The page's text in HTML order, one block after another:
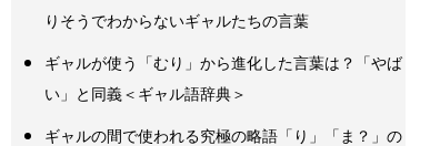
りそうでわからないギャルたちの言葉
ギャルが使う「むり」から進化した言葉は？「やば
い」と同義＜ギャル語辞典＞
ギャルの間で使われる究極の略語「り」「ま？」の